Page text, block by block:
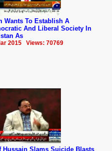
Wants To Establish A
And Liberal Society In
As
2015 Views: 70769
Hussain Slams Suicide Blasts